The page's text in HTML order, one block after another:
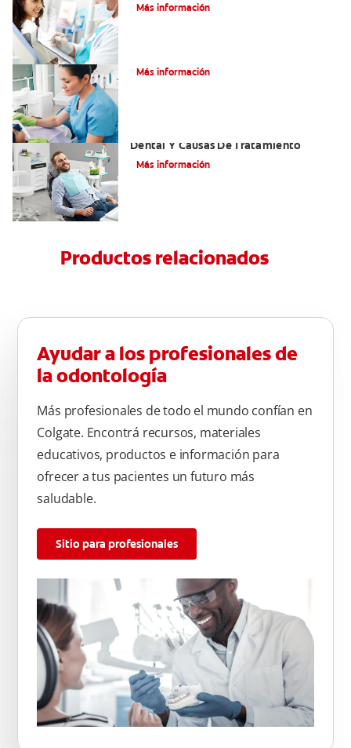
Más información
Más información
Dental Y Causas De Tratamiento
Más información
Productos relacionados
Ayudar a los profesionales de
la odontología
Más profesionales de todo el mundo confían en
Colgate. Encontrá recursos, materiales
educativos, productos e información para
ofrecer a tus pacientes un futuro más
saludable.
Sitio para profesionales